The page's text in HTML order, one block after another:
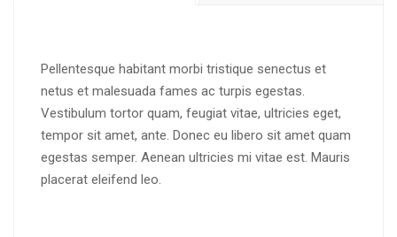
Pellentesque habitant morbi tristique senectus et
netus et malesuada fames ac turpis egestas.
Vestibulum tortor quam, feugiat vitae, ultricies eget,
tempor sit amet, ante. Donec eu libero sit amet quam
egestas semper. Aenean ultricies mi vitae est. Mauris
placerat eleifend leo.